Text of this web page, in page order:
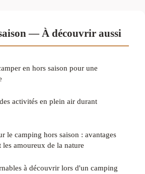
— À découvrir aussi
en hors saison pour une
activités en plein air durant
le camping hors saison : avantages
amoureux de la nature
à découvrir lors d'un camping